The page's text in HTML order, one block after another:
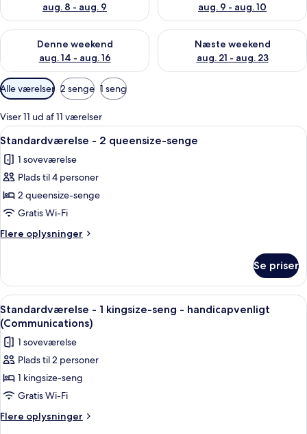
aug. 8 - aug. 9
aug. 9 - aug. 10
Denne weekend
aug. 14 - aug. 16
Tjek tilgængelighed for denne weekend aug. 14 - aug. 16
Næste weekend
aug. 21 - aug. 23
Tjek tilgængelighed for næste
Tilgængelige
filtre
for
værelser
Alle værelser 2 senge 1 seng
Viser 11 ud af 11 værelser
Indlæs
alle
billeder
af
Standardværelse
-
2
queensize-
Et hotelværelse med to senge, et
7
Standardværelse - 2 queensize-senge
1 soveværelse
Plads til 4 personer
2 queensize-senge
Gratis Wi-Fi
Flere oplysninger
Flere
-
queensize-
senge
Se priser
Indlæs
alle
billeder
af
Standardværelse
-
1
kingsize-
Et hotelværelse med seng, sofa,
3
Standardværelse - 1 kingsize-seng - handicapvenligt
(Communications)
1 soveværelse
Plads til 2 personer
1 kingsize-seng
Gratis Wi-Fi
Flere oplysninger
Flere